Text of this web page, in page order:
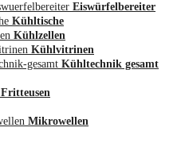
Eiswürfelbereiter
Kühltische
Kühlzellen
Kühlvitrinen
Kühltechnik gesamt
Fritteusen
Mikrowellen